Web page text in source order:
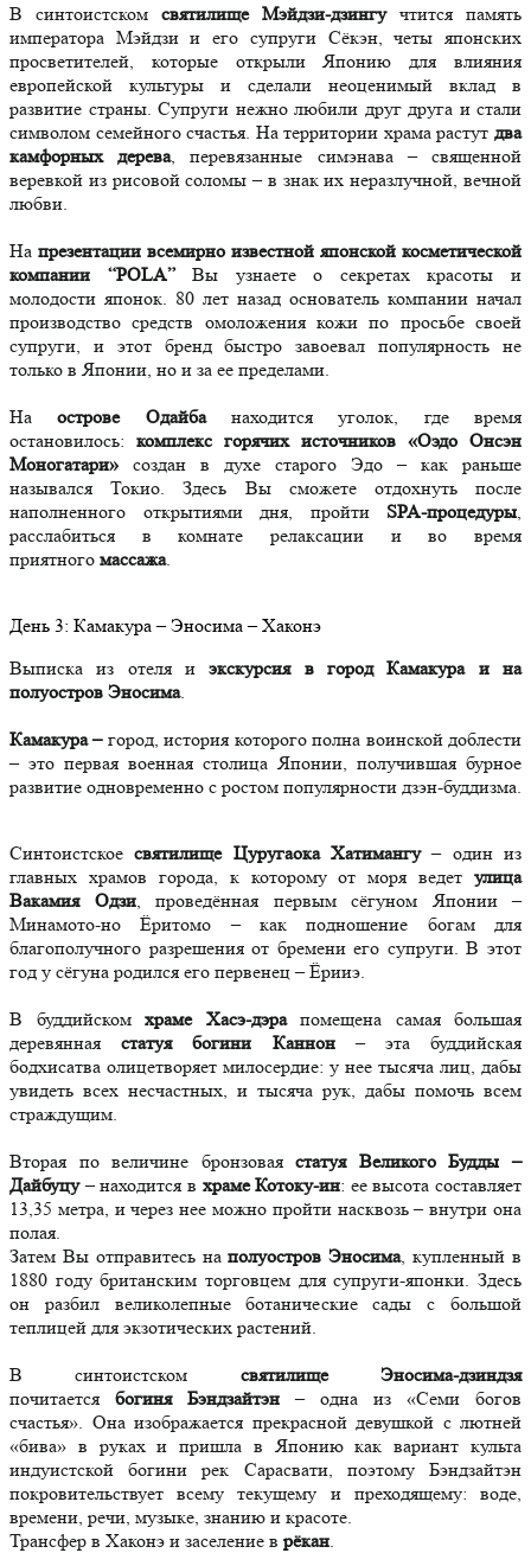
В синтоистском святилище Мэйдзи-дзингучтится память
императора Мэйдзи и его супруги Сёкэн, четы японских
просветителей, которые открыли Японию для влияния
европейской культуры и сделали неоценимый вклад в
развитие страны. Супруги нежно любили друг друга и стали
символом семейного счастья. На территории храма растут два
камфорных дерева, перевязанные симэнава – священной
веревкой из рисовой соломы – в знак их неразлучной, вечной
любви.
На презентации всемирно известной японской косметической
компании “POLA”Вы узнаете о секретах красоты и
молодости японок. 80 лет назад основатель компании начал
производство средств омоложения кожи по просьбе своей
супруги, и этот бренд быстро завоевал популярность не
только в Японии, но и за ее пределами.
Наострове Одайбанаходится уголок, где время
остановилось: комплекс горячих источников «Оэдо Онсэн
Моногатари» создан в духе старого Эдо – как раньше
назывался Токио. Здесь Вы сможете отдохнуть после
наполненного открытиями дня, пройти SPA-процедуры
расслабиться в комнате релаксации и во время
приятного массажа.
День 3: Камакура – Эносима – Хаконэ
Выписка из отеля иэкскурсия в город Камакура и на
полуостров Эносима.
Камакура – город, история которого полна воинской доблести
– это первая военная столица Японии, получившая бурное
развитие одновременно с ростом популярности дзэн-буддизма.
Синтоистскоесвятилище Цуругаока Хатимангу– один из
главных храмов города, к которому от моря ведет улица
Вакамия Одзи, проведённая первым сёгуном Японии –
Минамото-но Ёритомо – как подношение богам для
благополучного разрешения от бремени его супруги. В этот
год у сёгуна родился его первенец – Ёрииэ.
В буддийском храме Хасэ-дэрапомещена самая большая
деревяннаястатуя богини Каннон– эта буддийская
бодхисатва олицетворяет милосердие: у нее тысяча лиц, дабы
увидеть всех несчастных, и тысяча рук, дабы помочь всем
страждущим.
Вторая по величине бронзоваястатуя Великого Будды –
Дайбуцу– находится в храме Котоку-ин: ее высота составляет
13,35 метра, и через нее можно пройти насквозь – внутри она
полая.
Затем Вы отправитесь наполуостров Эносима, купленный в
1880 году британским торговцем для супруги-японки. Здесь
он разбил великолепные ботанические сады с большой
теплицей для экзотических растений.
В синтоистском святилище Эносима-дзиндзя
почитается богиня Бэндзайтэн – одна из «Семи богов
счастья». Она изображается прекрасной девушкой с лютней
«бива» в руках и пришла в Японию как вариант культа
индуистской богини рек Сарасвати, поэтому Бэндзайтэн
покровительствует всему текущему и преходящему: воде,
времени, речи, музыке, знанию и красоте.
Трансфер в Хаконэ и заселение в рёкан